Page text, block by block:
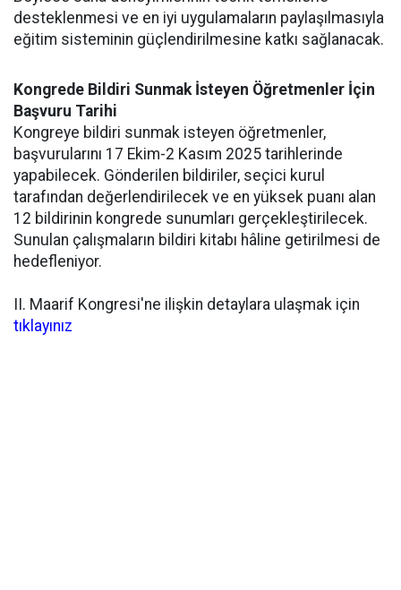
desteklenmesi ve en iyi uygulamaların paylaşılmasıyla
eğitim sisteminin güçlendirilmesine katkı sağlanacak.
Kongrede Bildiri Sunmak İsteyen Öğretmenler İçin
Başvuru Tarihi
Kongreye bildiri sunmak isteyen öğretmenler,
başvurularını 17 Ekim-2 Kasım 2025 tarihlerinde
yapabilecek. Gönderilen bildiriler, seçici kurul
tarafından değerlendirilecek ve en yüksek puanı alan
12 bildirinin kongrede sunumları gerçekleştirilecek.
Sunulan çalışmaların bildiri kitabı hâline getirilmesi de
hedefleniyor.
II. Maarif Kongresi'ne ilişkin detaylara ulaşmak için
tıklayınız